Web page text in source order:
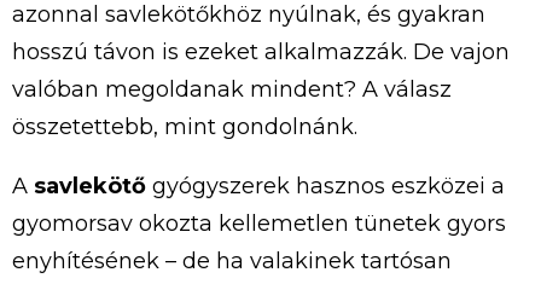
azonnal savlekötőkhöz nyúlnak, és gyakran
hosszú távon is ezeket alkalmazzák. De vajon
valóban megoldanak mindent? A válasz
összetettebb, mint gondolnánk.
A savlekötő gyógyszerek hasznos eszközei a
gyomorsav okozta kellemetlen tünetek gyors
enyhítésének – de ha valakinek tartósan